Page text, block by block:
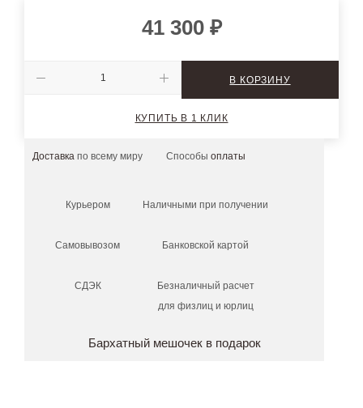
41 300₽
В КОРЗИНУ
КУПИТЬ В 1 КЛИК
Доставка по всему миру
Курьером
Самовывозом
СДЭК
Способы оплаты
Наличными при получении
Банковской картой
Безналичный расчет
для физлиц и юрлиц
Бархатный мешочек в подарок